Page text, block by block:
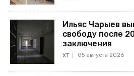
Ильяс Чарыев
свободу после
заключения
ХТ 05 августа 2026